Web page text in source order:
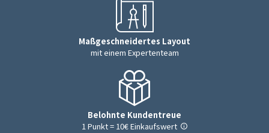
Maßgeschneidertes Layout
mit einem Expertenteam
Belohnte Kundentreue
1 Punkt = 10€ Einkaufswert